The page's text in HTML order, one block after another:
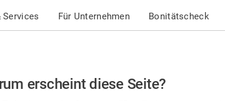
Services Für Unternehmen Bonitätscheck
erscheint diese Seite?